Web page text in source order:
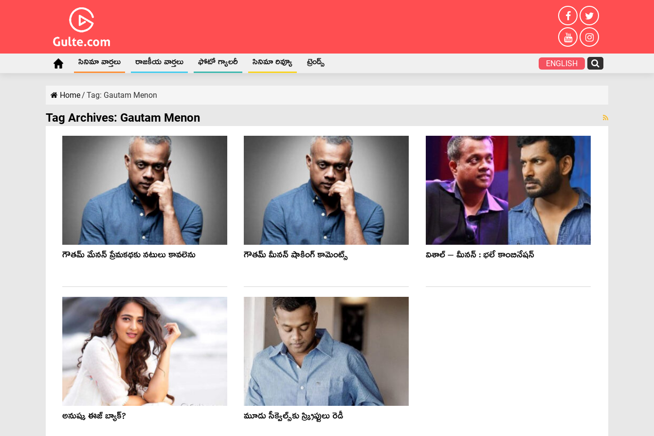
సినిమా వార్తలు రాజకీయ వార్తలు ఫోటో గ్యాలరీ సినిమా రివ్యూ ట్రెండ్స్ ENGLISH
Home/ Tag: Gautam Menon
Tag Archives: Gautam Menon
గౌతమ్ మేనన్ ప్రేమకథకు నటులు కావలెను గౌతమ్ మీనన్ షాకింగ్ కామెంట్స్ విశాల్ – మీనన్ : భలే కాంబినేషన్
అనుష్క ఈజ్ బ్యాక్? మూడు సీక్వెల్స్‌కు స్క్రిప్టులు రెడీ